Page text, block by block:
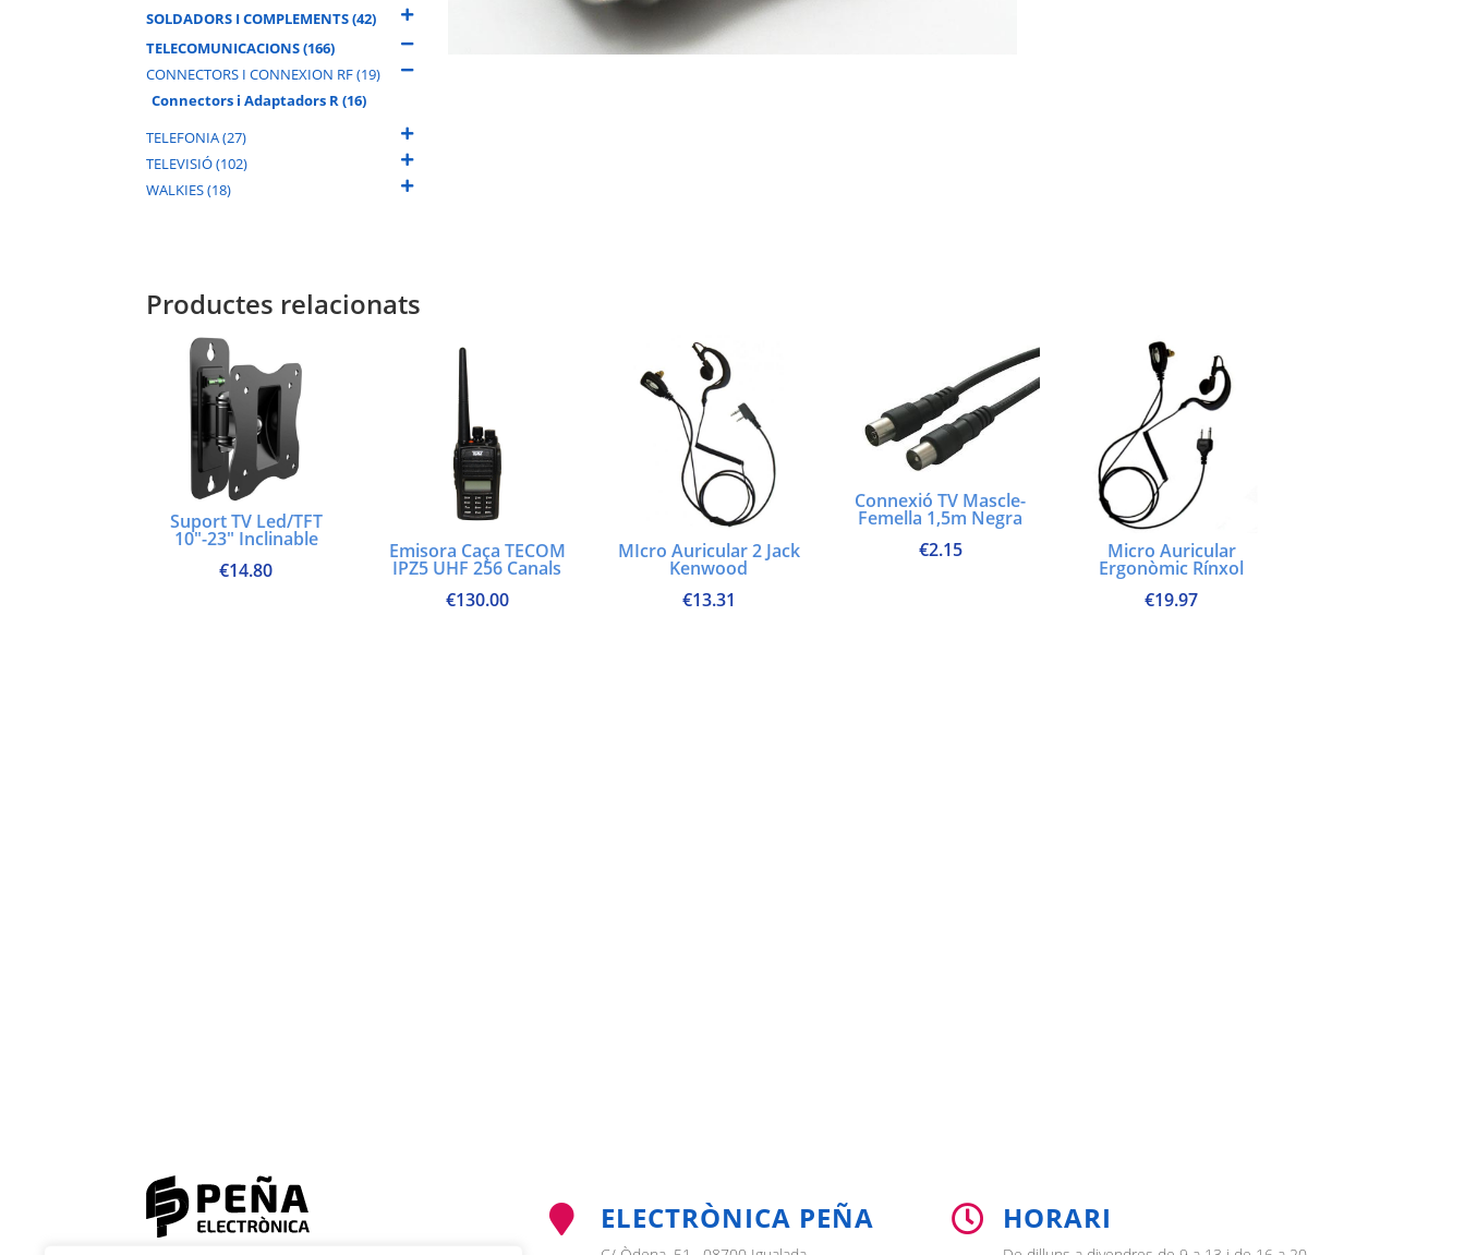
SOLDADORS I COMPLEMENTS (42)
TELECOMUNICACIONS (166)
CONNECTORS I CONNEXION RF (19)
Connectors i Adaptadors R (16)
TELEFONIA (27)
TELEVISIÓ (102)
WALKIES (18)
Productes relacionats
Suport TV Led/TFT
10″-23″ Inclinable
€14.80
Emisora Caça TECOM
IPZ5 UHF 256 Canals
€130.00
MIcro Auricular 2 Jack
Kenwood
€13.31
Connexió TV Mascle-
Femella 1,5m Negra
€2.15 Micro Auricular
Ergonòmic Rínxol
€19.97
 ELECTRÒNICA PEÑA  HORARI